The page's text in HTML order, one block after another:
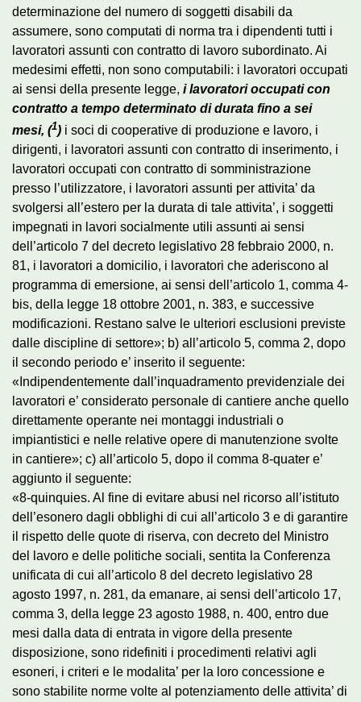
determinazione del numero di soggetti disabili da
assumere, sono computati di norma tra i dipendenti tutti i
lavoratori assunti con contratto di lavoro subordinato. Ai
medesimi effetti, non sono computabili: i lavoratori occupati
ai sensi della presente legge, i lavoratori occupati con
contratto a tempo determinato di durata fino a sei
mesi, (1) i soci di cooperative di produzione e lavoro, i
dirigenti, i lavoratori assunti con contratto di inserimento, i
lavoratori occupati con contratto di somministrazione
presso l’utilizzatore, i lavoratori assunti per attivita’ da
svolgersi all’estero per la durata di tale attivita’, i soggetti
impegnati in lavori socialmente utili assunti ai sensi
dell’articolo 7 del decreto legislativo 28 febbraio 2000, n.
81, i lavoratori a domicilio, i lavoratori che aderiscono al
programma di emersione, ai sensi dell’articolo 1, comma 4-
bis, della legge 18 ottobre 2001, n. 383, e successive
modificazioni. Restano salve le ulteriori esclusioni previste
dalle discipline di settore»; b) all’articolo 5, comma 2, dopo
il secondo periodo e’ inserito il seguente:
«Indipendentemente dall’inquadramento previdenziale dei
lavoratori e’ considerato personale di cantiere anche quello
direttamente operante nei montaggi industriali o
impiantistici e nelle relative opere di manutenzione svolte
in cantiere»; c) all’articolo 5, dopo il comma 8-quater e’
aggiunto il seguente:
«8-quinquies. Al fine di evitare abusi nel ricorso all’istituto
dell’esonero dagli obblighi di cui all’articolo 3 e di garantire
il rispetto delle quote di riserva, con decreto del Ministro
del lavoro e delle politiche sociali, sentita la Conferenza
unificata di cui all’articolo 8 del decreto legislativo 28
agosto 1997, n. 281, da emanare, ai sensi dell’articolo 17,
comma 3, della legge 23 agosto 1988, n. 400, entro due
mesi dalla data di entrata in vigore della presente
disposizione, sono ridefiniti i procedimenti relativi agli
esoneri, i criteri e le modalita’ per la loro concessione e
sono stabilite norme volte al potenziamento delle attivita’ di